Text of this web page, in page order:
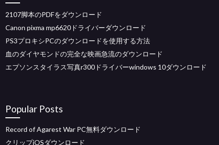
2107脚本のPDFをダウンロード
Canon pixma mp6620ドライバーダウンロード
PS3プロキシPCのダウンロードを使用する方法
血のダイヤモンドの完全な映画急流のダウンロード
エプソンスタイラス写真r300ドライバーwindows 10ダウンロード
Popular Posts
Record of Agarest War PC無料ダウンロード
クリップiOSダウンロード